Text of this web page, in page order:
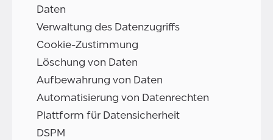
Daten
Verwaltung des Datenzugriffs
Cookie-Zustimmung
Löschung von Daten
Aufbewahrung von Daten
Automatisierung von Datenrechten
Plattform für Datensicherheit
DSPM